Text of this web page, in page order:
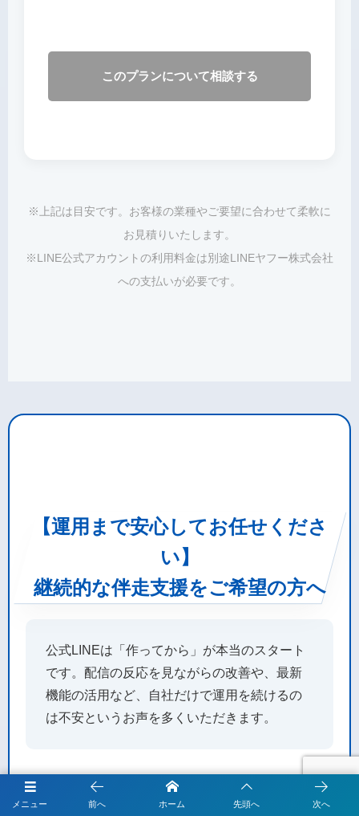
このプランについて相談する
※上記は目安です。お客様の業種やご要望に合わせて柔軟に
お見積りいたします。
※LINE公式アカウントの利用料金は別途LINEヤフー株式会社
への支払いが必要です。
【運用まで安心してお任せくださ
い】
継続的な伴走支援をご希望の方へ
公式LINEは「作ってから」が本当のスタート
です。配信の反応を見ながらの改善や、最新
機能の活用など、自社だけで運用を続けるの
は不安というお声を多くいただきます。
当社では、構築後の継続的なサポートとして
「IT顧問サ
メニュー 前へ ホーム 先頭へ 次へ